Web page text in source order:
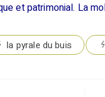
et patrimonial. La
la pyrale du buis